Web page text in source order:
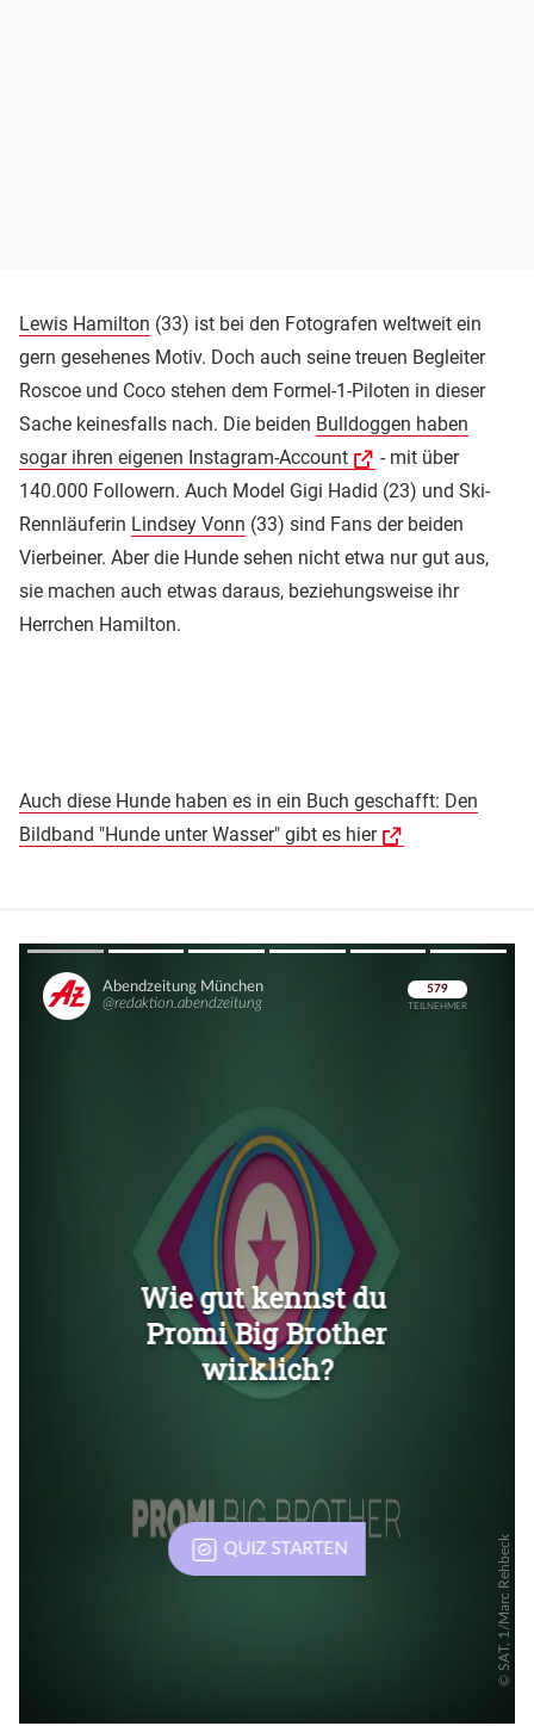
Lewis Hamilton (33) ist bei den Fotografen weltweit ein
gern gesehenes Motiv. Doch auch seine treuen Begleiter
Roscoe und Coco stehen dem Formel-1-Piloten in dieser
Sache keinesfalls nach. Die beiden Bulldoggen haben
sogar ihren eigenen Instagram-Account
- mit über
140.000 Followern. Auch Model Gigi Hadid (23) und Ski-
Rennläuferin Lindsey Vonn (33) sind Fans der beiden
Vierbeiner. Aber die Hunde sehen nicht etwa nur gut aus,
sie machen auch etwas daraus, beziehungsweise ihr
Herrchen Hamilton.
Auch diese Hunde haben es in ein Buch geschafft: Den
Bildband "Hunde unter Wasser" gibt es hier
Überspringen
Überspringen